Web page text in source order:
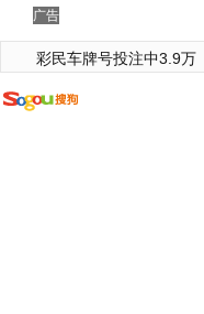
广告
彩民车牌号投注中3.9万